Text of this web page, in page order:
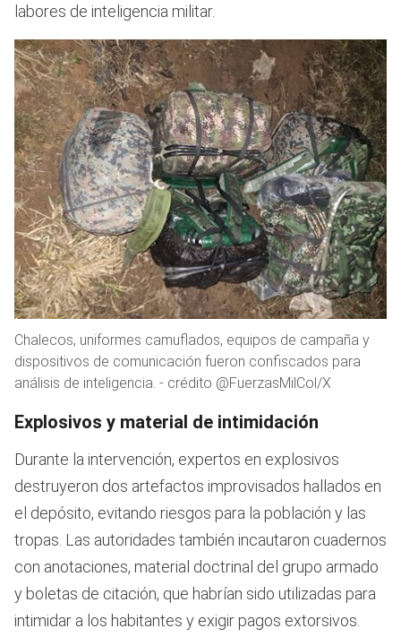
labores de inteligencia militar.
Chalecos, uniformes camuflados, equipos de campaña y
dispositivos de comunicación fueron confiscados para
análisis de inteligencia. - crédito @FuerzasMilCol/X
Explosivos y material de intimidación
Durante la intervención, expertos en explosivos
destruyeron dos artefactos improvisados hallados en
el depósito, evitando riesgos para la población y las
tropas. Las autoridades también incautaron cuadernos
con anotaciones, material doctrinal del grupo armado
y boletas de citación, que habrían sido utilizadas para
intimidar a los habitantes y exigir pagos extorsivos.